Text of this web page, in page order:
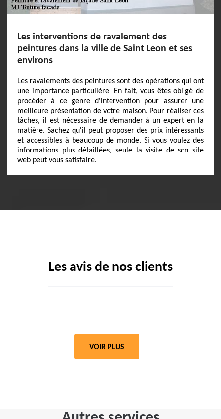
Les interventions de ravalement des
peintures dans la ville de Saint Leon et ses
environs
Les ravalements des peintures sont des opérations qui ont
une importance particulière. En fait, vous êtes obligé de
procéder à ce genre d'intervention pour assurer une
meilleure présentation de votre maison. Pour réaliser ces
tâches, il est nécessaire de demander à un expert en la
matière. Sachez qu'il peut proposer des prix intéressants
et accessibles à beaucoup de monde. Si vous voulez des
informations plus détaillées, seule la visite de son site
web peut vous satisfaire.
Les avis de nos clients
VOIR PLUS